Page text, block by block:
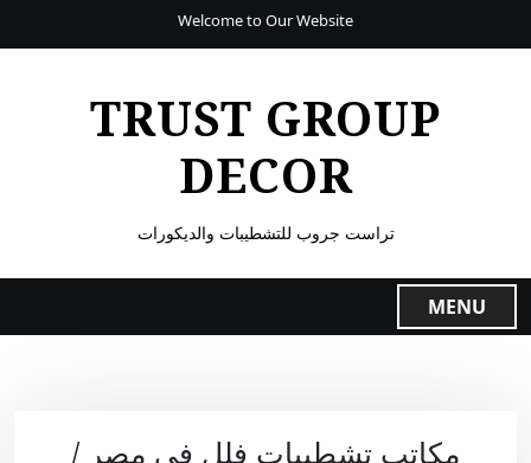
Welcome to Our Website
TRUST GROUP
DECOR
تراست جروب للتشطيبات والديكورات
MENU
مكاتب تشطيبات فلل فى مصر /